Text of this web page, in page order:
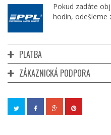
Pokud zadáte
hodin, odešleme
PLATBA
ZÁKAZNICKÁ PODPORA